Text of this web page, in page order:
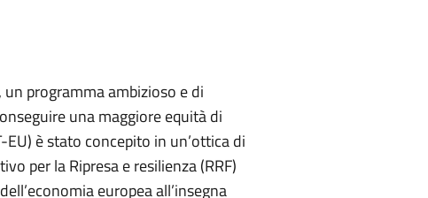
programma ambizioso e di
una maggiore equità di
è stato concepito in un’ottica di
per la Ripresa e resilienza (RRF)
europea all’insegna